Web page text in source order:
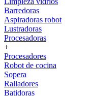
Barredoras
Aspiradoras robot
Lustradoras
Procesadoras
+
Procesadores
Robot de cocina
Sopera
Ralladores
Batidoras